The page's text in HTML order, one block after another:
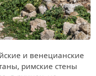
и венецианские
римские стены